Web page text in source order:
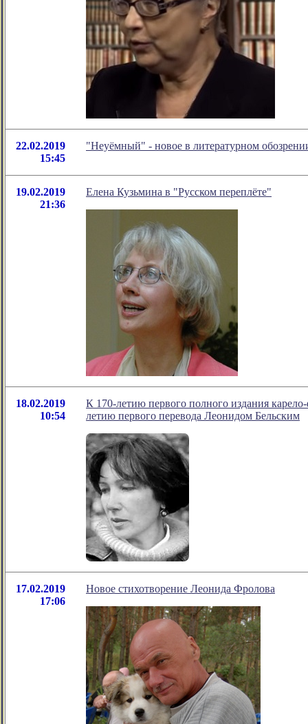
22.02.2019
15:45
"Неуёмный" - новое в литературном
19.02.2019
21:36
Елена Кузьмина в "Русском переплёте"
18.02.2019
10:54
К 170-летию первого полного издания
летию первого перевода Леонидом Бельским
17.02.2019
17:06
Новое стихотворение Леонида Фролова